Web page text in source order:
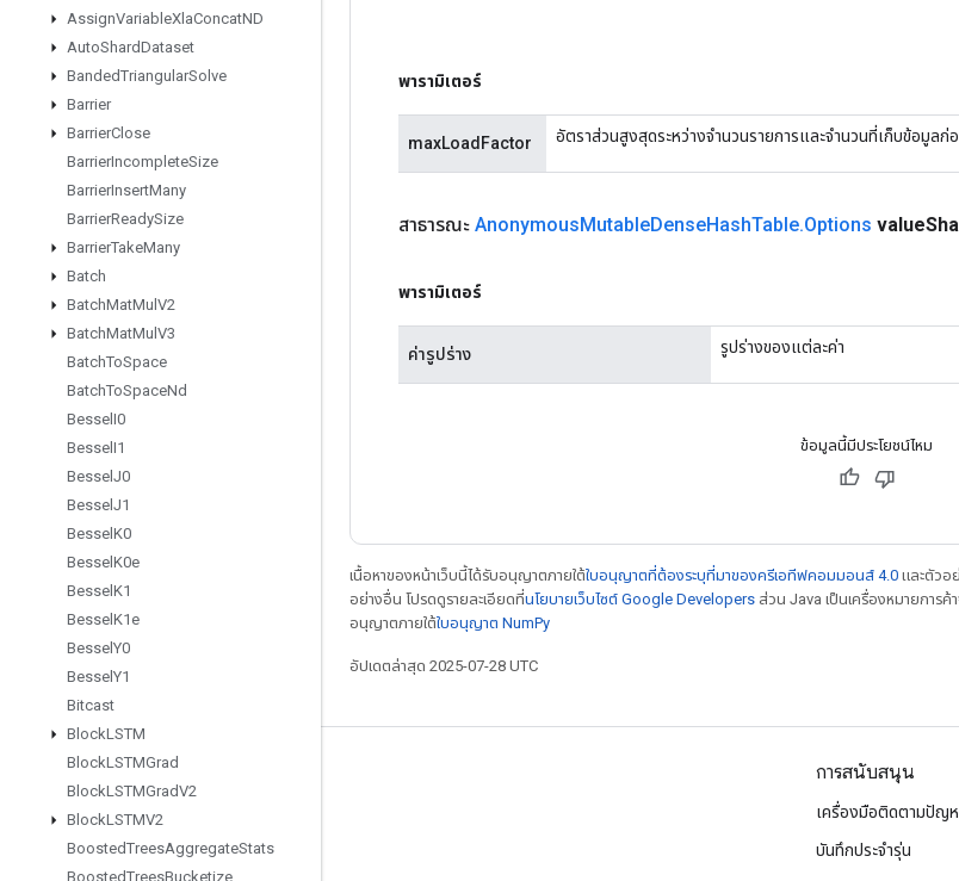
AssignVariableXlaConcatND
AutoShardDataset
BandedTriangularSolve
Barrier
BarrierClose
BarrierIncompleteSize
BarrierInsertMany
BarrierReadySize
BarrierTakeMany
Batch
BatchMatMul V2
BatchMatMul V3
BatchToSpace
BatchToSpaceNd
Bessel I0
Bessel I1
Bessel J0
Bessel J1
Bessel K0
Bessel K0e
Bessel K1
Bessel K1e
Bessel Y0
Bessel Y1
Bitcast
BlockLSTM
BlockLSTMGrad
BlockLSTMGradV2
BlockLSTMV2
BoostedTreesAggregateStats
BoostedTreesBucketize
พารามิเตอร์
maxLoadFactor อัตราส่วนสูงสุดระหว่างจำนวนรายการและจำนวนที่เก็บข้อมูลก่
สาธารณะ AnonymousMutableDenseHashTable.Options value
พารามิเตอร์
ค่ารูปร่าง รูปร่างของแต่ละค่า
ข้อมูลนี้มีประโยชน์ไหม
เนื้อหาของหน้าเว็บนี้ได้รับอนุญาตภายใต้ใบอนุญาตที่ต้องระบุที่มาของครีเอทีฟคอมมอนส์ 4.0 และตัวอ
อย่างอื่น โปรดดูรายละเอียดที่นโยบายเว็บไซต์ Google Developers ส่วน Java เป็นเครื่องหมายการค้
อนุญาตภายใต้ใบอนุญาต NumPy
อัปเดตล่าสุด 2025-07-28 UTC
เชื่อมต่อเสมอ
บล็อก
ฟอรัม
การสนับสนุน
เครื่องมือติดตามปัญห
บันทึกประจำรุ่น